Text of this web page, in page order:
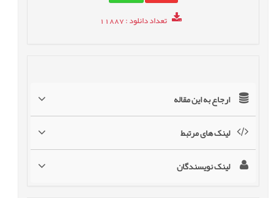
تعداد دانلود: 11887
ارجاع به این مقاله
لینک های مرتبط
لینک نویسندگان